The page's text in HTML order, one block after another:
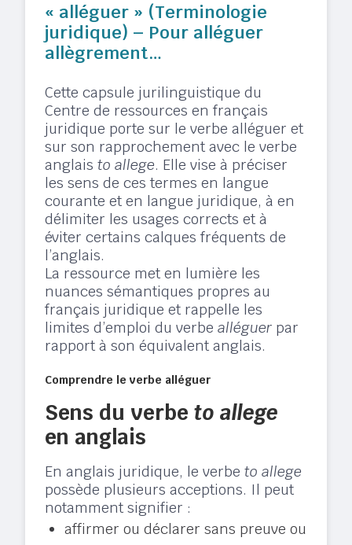
« alléguer » (Terminologie
juridique) – Pour alléguer
allègrement…
Cette capsule jurilinguistique du
Centre de ressources en français
juridique porte sur le verbe alléguer et
sur son rapprochement avec le verbe
anglaisto allege. Elle vise à préciser
les sens de ces termes en langue
courante et en langue juridique, à en
délimiter les usages corrects et à
éviter certains calques fréquents de
l’anglais.
La ressource met en lumière les
nuances sémantiques propres au
français juridique et rappelle les
limites d’emploi du verbealléguer par
rapport à son équivalent anglais.
Comprendre le verbe alléguer
Sens du verbeto allege
en anglais
En anglais juridique, le verbeto allege
possède plusieurs acceptions. Il peut
notamment signifier :
affirmer ou déclarer sans preuve ou